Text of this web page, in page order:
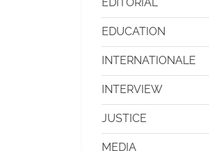
EDITORIAL
EDUCATION
INTERNATIONALE
INTERVIEW
JUSTICE
MEDIA